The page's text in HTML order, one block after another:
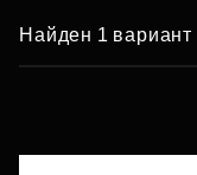
Найден 1 вариант